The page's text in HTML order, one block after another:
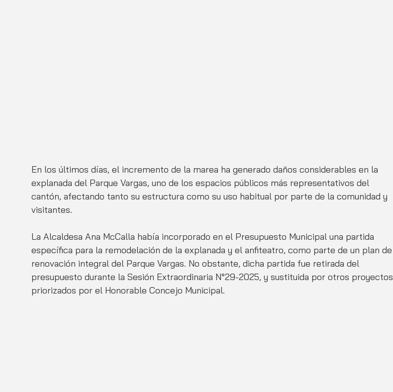
En los últimos días, el incremento de la marea ha generado daños considerables en la
explanada del Parque Vargas, uno de los espacios públicos más representativos del
cantón, afectando tanto su estructura como su uso habitual por parte de la comunidad y
visitantes.
La Alcaldesa Ana McCalla había incorporado en el Presupuesto Municipal una partida
específica para la remodelación de la explanada y el anfiteatro, como parte de un plan de
renovación integral del Parque Vargas. No obstante, dicha partida fue retirada del
presupuesto durante la Sesión Extraordinaria N°29-2025, y sustituida por otros proyectos
priorizados por el Honorable Concejo Municipal.